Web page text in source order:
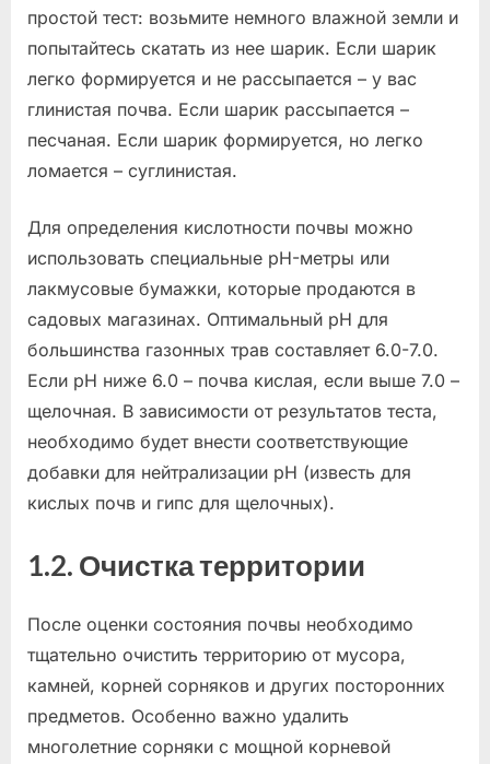
простой тест: возьмите немного влажной земли и
попытайтесь скатать из нее шарик. Если шарик
легко формируется и не рассыпается – у вас
глинистая почва. Если шарик рассыпается –
песчаная. Если шарик формируется, но легко
ломается – суглинистая.
Для определения кислотности почвы можно
использовать специальные pH-метры или
лакмусовые бумажки, которые продаются в
садовых магазинах. Оптимальный pH для
большинства газонных трав составляет 6.0-7.0.
Если pH ниже 6.0 – почва кислая, если выше 7.0 –
щелочная. В зависимости от результатов теста,
необходимо будет внести соответствующие
добавки для нейтрализации pH (известь для
кислых почв и гипс для щелочных).
1.2. Очистка территории
После оценки состояния почвы необходимо
тщательно очистить территорию от мусора,
камней, корней сорняков и других посторонних
предметов. Особенно важно удалить
многолетние сорняки с мощной корневой